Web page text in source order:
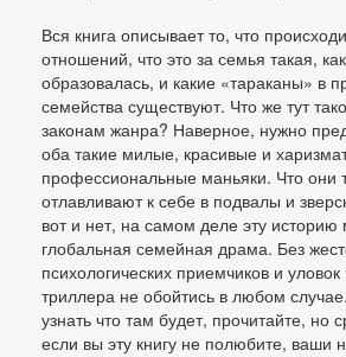
Вся книга описывает то, что
отношений, что это за семья такая,
образовалась, и какие «тараканы» в
семейства существуют. Что же тут
законам жанра? Наверное, нужно
оба такие милые, красивые и
профессиональные маньяки. Что они
отлавливают к себе в подвалы и
вот и нет, на самом деле эту историю
глобальная семейная драма. Без
психологических приемчиков и уловок
триллера не обойтись в любом
узнать что там будет, прочитайте, но
если вы эту книгу не полюбите, ваши